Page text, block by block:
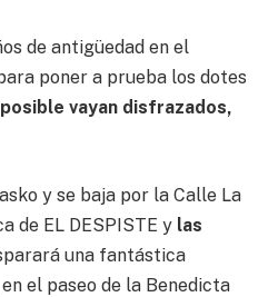
de antigüedad en el
poner a prueba los dotes
vayan disfrazados,
y se baja por la Calle La
de EL DESPISTE y las
una fantástica
el paseo de la Benedicta